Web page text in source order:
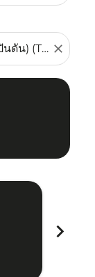
close
chevron_right